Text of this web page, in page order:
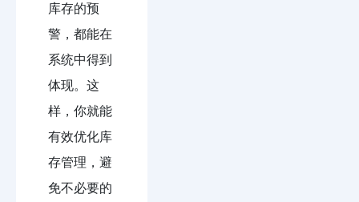
库存的预
警，都能在
系统中得到
体现。这
样，你就能
有效优化库
存管理，避
免不必要的